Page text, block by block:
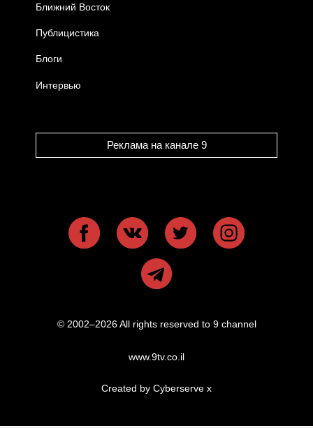
Ближний Восток
Публицистика
Блоги
Интервью
Реклама на канале 9
© 2002–2026 All rights reserved to 9 channel
www.9tv.co.il
Created by Cyberserve x